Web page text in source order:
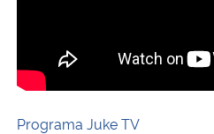
Programa Juke TV